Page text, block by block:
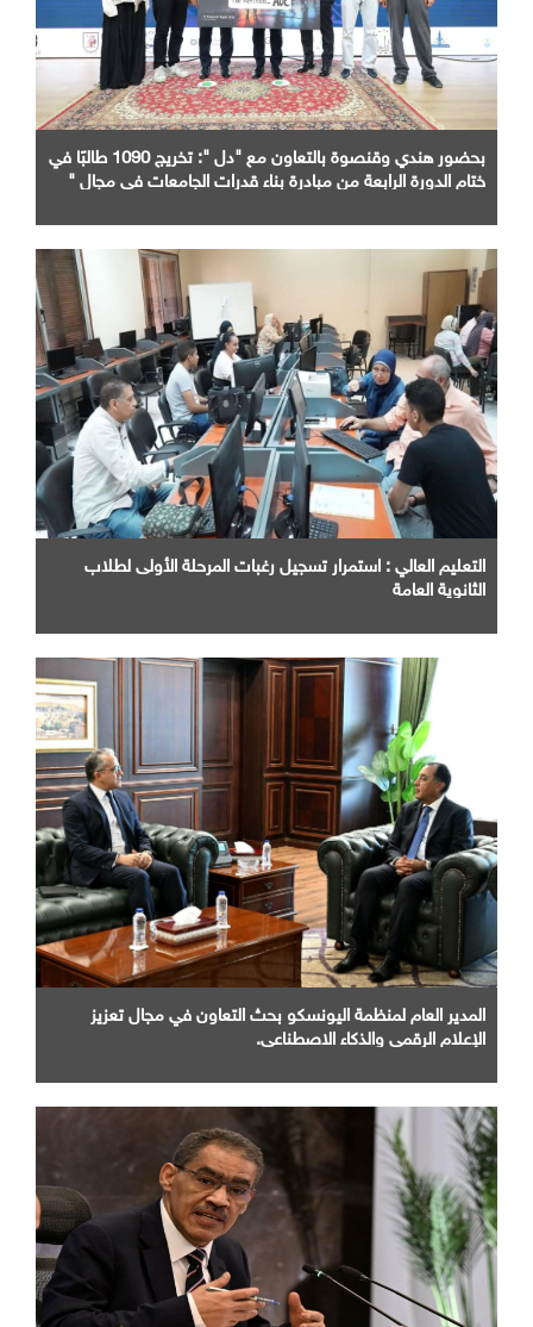
بحضور هندي وقنصوة بالتعاون مع "دل ": تخريج 1090 طالبًا في
ختام الدورة الرابعة من مبادرة بناء قدرات الجامعات في مجال "
التعليم العالي : استمرار تسجيل رغبات المرحلة الأولى لطلاب
الثانوية العامة
المدير العام لمنظمة اليونسكو بحث التعاون في مجال تعزيز
الإعلام الرقمي والذكاء الاصطناعي.